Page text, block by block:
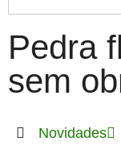
Pedra
sem
Novidades